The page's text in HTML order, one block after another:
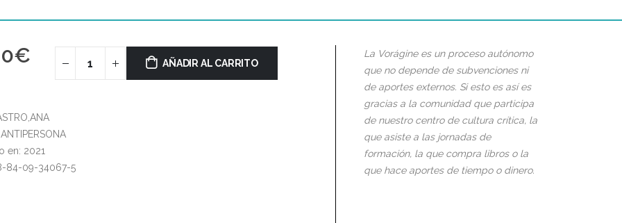
€ AÑADIR AL CARRITO
en: 2021
84-09-34067-5
La Vorágine es un proceso autónomo
que no depende de subvenciones ni
de aportes externos. Si esto es así es
gracias a la comunidad que participa
de nuestro centro de cultura crítica, la
que asiste a las jornadas de
formación, la que compra libros o la
que hace aportes de tiempo o dinero.